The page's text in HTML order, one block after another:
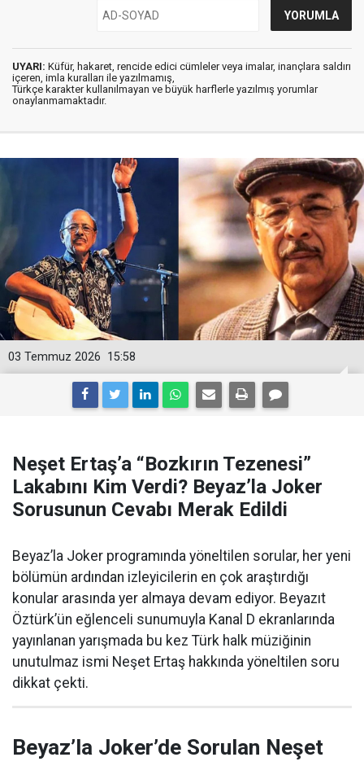
UYARI: Küfür, hakaret, rencide edici cümleler veya imalar, inançlara saldırı
içeren, imla kuralları ile yazılmamış,
Türkçe karakter kullanılmayan ve büyük harflerle yazılmış yorumlar
onaylanmamaktadır.
15:58
03 Temmuz 2026
Neşet Ertaş’a “Bozkırın Tezenesi”
Lakabını Kim Verdi? Beyaz’la Joker
Sorusunun Cevabı Merak Edildi
Beyaz’la Joker programında yöneltilen sorular, her yeni
bölümün ardından izleyicilerin en çok araştırdığı
konular arasında yer almaya devam ediyor. Beyazıt
Öztürk’ün eğlenceli sunumuyla Kanal D ekranlarında
yayınlanan yarışmada bu kez Türk halk müziğinin
unutulmaz ismi Neşet Ertaş hakkında yöneltilen soru
dikkat çekti.
Beyaz’la Joker’de Sorulan Neşet